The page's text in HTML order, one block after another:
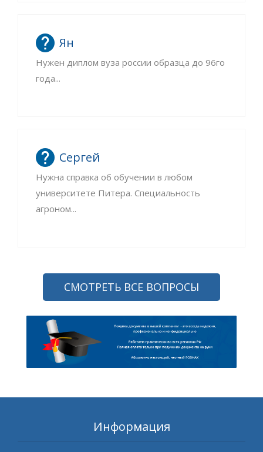
Ян
Нужен диплом вуза россии образца до 96го
года...
Сергей
Нужна справка об обучении в любом
университете Питера. Специальность
агроном...
СМОТРЕТЬ ВСЕ ВОПРОСЫ
Информация